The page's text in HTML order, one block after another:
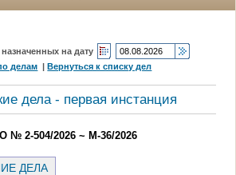
на дату
делам |Вернуться к списку дел
дела - первая инстанция
№ 2-504/2026 ~ М-36/2026
ДЕЛА